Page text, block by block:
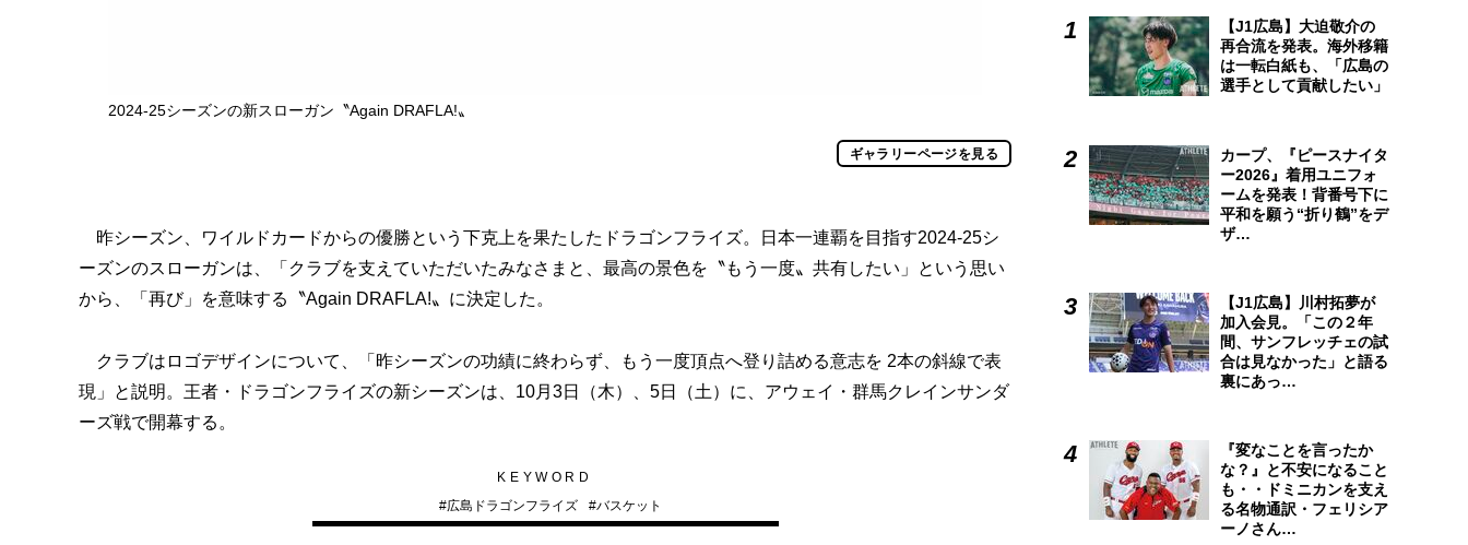
2024-25シーズンの新スローガン〝Again DRAFLA!〟
ギャラリーページを見る
昨シーズン、ワイルドカードからの優勝という下克上を果たしたドラゴンフライズ。日本一連覇を目指す2024-25シ
ーズンのスローガンは、「クラブを支えていただいたみなさまと、最高の景色を〝もう一度〟共有したい」という思い
から、「再び」を意味する〝Again DRAFLA!〟に決定した。
クラブはロゴデザインについて、「昨シーズンの功績に終わらず、もう一度頂点へ登り詰める意志を 2本の斜線で表
現」と説明。王者・ドラゴンフライズの新シーズンは、10月3日（木）、5日（土）に、アウェイ・群馬クレインサンダ
ーズ戦で開幕する。
KEYWORD
#広島ドラゴンフライズ #バスケット
【J1広島】大迫敬介の
再合流を発表。海外移籍
は一転白紙も、「広島の
選手として貢献したい」
カープ、『ピースナイタ
ー2026』着用ユニフォ
ームを発表！背番号下に
平和を願う“折り鶴”をデ
ザ…
【J1広島】川村拓夢が
加入会見。「この２年
間、サンフレッチェの試
合は見なかった」と語る
裏にあっ…
『変なことを言ったか
な？』と不安になること
も・・ドミニカンを支え
る名物通訳・フェリシア
ーノさん…